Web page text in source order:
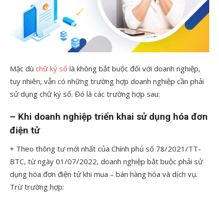
Mặc dù chữ ký số là không bắt buộc đối với doanh nghiệp,
tuy nhiên, vẫn có những trường hợp doanh nghiệp cần phải
sử dụng chữ ký số. Đó là các trường hợp sau:
– Khi doanh nghiệp triển khai sử dụng hóa đơn
điện tử
+ Theo thông tư mới nhất của Chính phủ số 78/2021/TT-
BTC, từ ngày 01/07/2022, doanh nghiệp bắt buộc phải sử
dụng hóa đơn điện tử khi mua – bán hàng hóa và dịch vụ.
Trừ trường hợp: